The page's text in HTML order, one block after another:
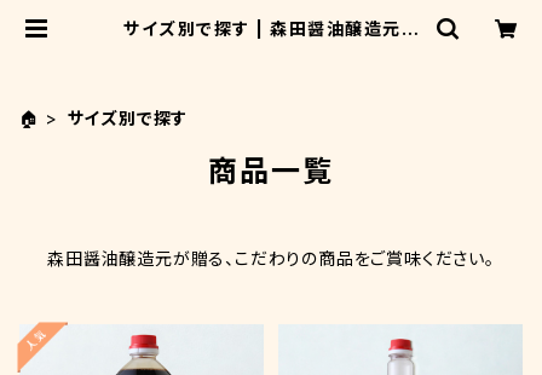
サイズ別で探す | 森田醤油醸造元オ
🏠 サイズ別で探す
商品一覧
森田醤油醸造元が贈る、こだわりの商品をご賞味ください。